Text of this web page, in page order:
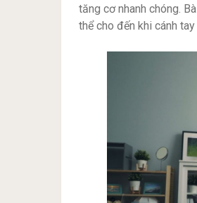
tăng cơ nhanh chóng.
thể cho đến khi cánh